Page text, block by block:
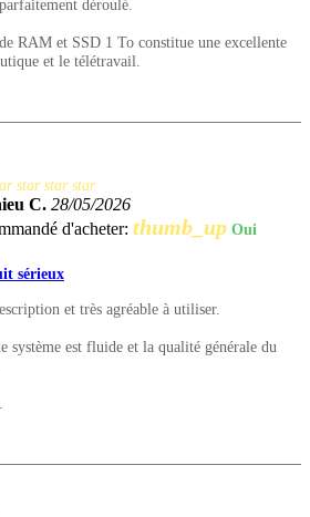
déroulé.
RAM et SSD 1 To constitue une excellente
et le télétravail.
star star star
C. 28/05/2026
d'acheter: thumb_up Oui
sérieux
et très agréable à utiliser.
système est fluide et la qualité générale du